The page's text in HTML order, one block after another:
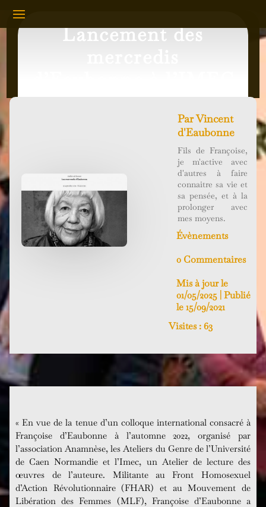
Lancement des
ParVincent
d'Eaubonne
Fils de Françoise,
je m'active avec
d'autres à faire
connaitre sa vie et
sa pensée, et à la
prolonger avec
mes moyens.
Évènements
0 Commentaires
Mis à jour le
01/05/2025 | Publié
le 15/09/2021
Visites : 63
« En vue de la tenue d’un colloque international consacré à
Françoise d’Eaubonne à l’automne 2022, organisé par
l’association Anamnèse, les Ateliers du Genre de l’Université
de Caen Normandie et l’Imec, un Atelier de lecture des
œuvres de l’auteure. Militante au Front Homosexuel
d’Action Révolutionnaire (FHAR) et au Mouvement de
Libération des Femmes (MLF), Françoise d’Eaubonne a